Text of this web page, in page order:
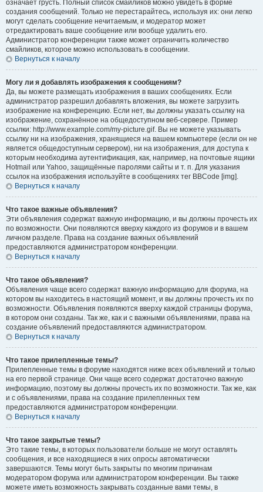
означает грусть. Полный список смайликов можно увидеть в форме
создания сообщений. Только не перестарайтесь, используя их: они легко
могут сделать сообщение нечитаемым, и модератор может
отредактировать ваше сообщение или вообще удалить его.
Администратор конференции также может ограничить количество
смайликов, которое можно использовать в сообщении.
Вернуться к началу
Могу ли я добавлять изображения к сообщениям?
Да, вы можете размещать изображения в ваших сообщениях. Если
администратор разрешил добавлять вложения, вы можете загрузить
изображение на конференцию. Если нет, вы должны указать ссылку на
изображение, сохранённое на общедоступном веб-сервере. Пример
ссылки: http://www.example.com/my-picture.gif. Вы не можете указывать
ссылку ни на изображения, хранящиеся на вашем компьютере (если он не
является общедоступным сервером), ни на изображения, для доступа к
которым необходима аутентификация, как, например, на почтовые ящики
Hotmail или Yahoo, защищённые паролями сайты и т. п. Для указания
ссылок на изображения используйте в сообщениях тег BBCode [img].
Вернуться к началу
Что такое важные объявления?
Эти объявления содержат важную информацию, и вы должны прочесть их
по возможности. Они появляются вверху каждого из форумов и в вашем
личном разделе. Права на создание важных объявлений
предоставляются администратором конференции.
Вернуться к началу
Что такое объявления?
Объявления чаще всего содержат важную информацию для форума, на
котором вы находитесь в настоящий момент, и вы должны прочесть их по
возможности. Объявления появляются вверху каждой страницы форума,
в котором они созданы. Так же, как и с важными объявлениями, права на
создание объявлений предоставляются администратором.
Вернуться к началу
Что такое прилепленные темы?
Прилепленные темы в форуме находятся ниже всех объявлений и только
на его первой странице. Они чаще всего содержат достаточно важную
информацию, поэтому вы должны прочесть их по возможности. Так же, как
и с объявлениями, права на создание прилепленных тем
предоставляются администратором конференции.
Вернуться к началу
Что такое закрытые темы?
Это такие темы, в которых пользователи больше не могут оставлять
сообщения, и все находящиеся в них опросы автоматически
завершаются. Темы могут быть закрыты по многим причинам
модератором форума или администратором конференции. Вы также
можете иметь возможность закрывать созданные вами темы, в